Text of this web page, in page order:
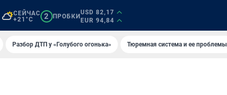
СЕЙЧАС
+21°C
2 ПРОБКИ
USD 82,17
EUR 94,84
Разбор ДТП у «Голубого огонька» Тюремная система и ее проблемы